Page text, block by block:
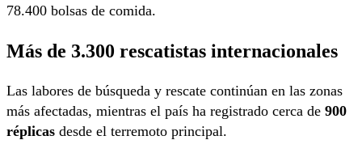
78.400 bolsas de comida.
Más de 3.300 rescatistas internacionales
Las labores de búsqueda y rescate continúan en las zonas
más afectadas, mientras el país ha registrado cerca de 900
réplicas desde el terremoto principal.